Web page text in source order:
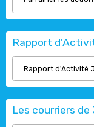
Rapport
Rapport d'Activité
Les courriers de